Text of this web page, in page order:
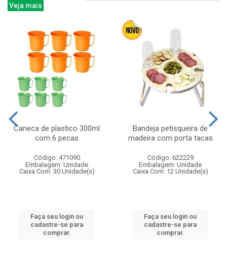
Veja mais
Caneca de plastico 300ml
com 6 pecas
Código: 471090
Embalagem: Unidade
Caixa Com: 30 Unidade(s)
Faça seu login ou
cadastre-se para
comprar.
Bandeja petisqueira de
madeira com porta tacas
Código: 622229
Embalagem: Unidade
Caixa Com: 12 Unidade(s)
Faça seu login ou
cadastre-se para
comprar.